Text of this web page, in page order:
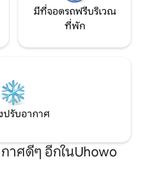
มีที่จอดรถฟรีบริเวณ
ที่พัก
ปรับอากาศ
าศดีๆ อีกในUhowo